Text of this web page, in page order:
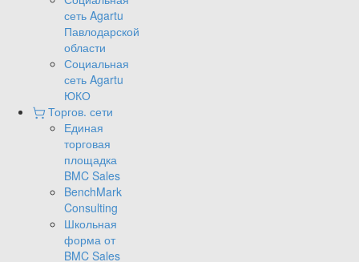
сеть Agartu
Павлодарской
области
Социальная
сеть Agartu
ЮКО
Торгов. сети
Единая
торговая
площадка
BMC Sales
BenchMark
Consulting
Школьная
форма от
BMC Sales